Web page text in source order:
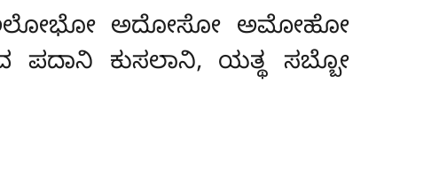
ಅಲೋಭೋ ಅದೋಸೋ ಅಮೋಹೋ
ಪದಾನಿ ಕುಸಲಾನಿ, ಯತ್ಥ ಸಬ್ಬೋ